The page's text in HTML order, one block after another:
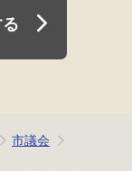
市議会